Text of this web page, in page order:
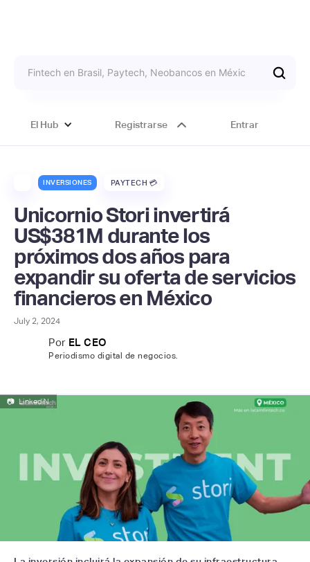
El Hub Registrarse Entrar
INVERSIONES PAYTECH 💳
Unicornio Stori invertirá
US$381M durante los
próximos dos años para
expandir su oferta de servicios
financieros en México
July 2, 2024
Por EL CEO
Periodismo digital de negocios.
📷 LinkediN